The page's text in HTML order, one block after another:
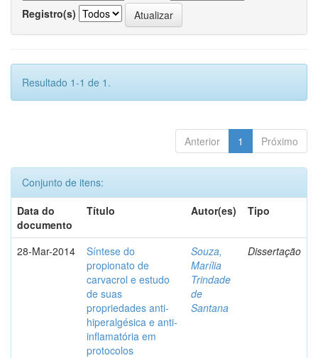
Registro(s)
Resultado 1-1 de 1.
Anterior 1 Próximo
Conjunto de itens:
Data do
documento
Título Autor(es) Tipo
28-Mar-2014
Síntese do
propionato de
carvacrol e estudo
de suas
propriedades anti-
hiperalgésica e anti-
inflamatória em
protocolos
Souza,
Marília
Trindade
de
Santana
Dissertação